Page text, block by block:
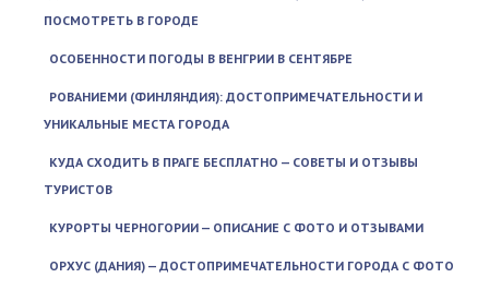
ПОСМОТРЕТЬ В ГОРОДЕ
ОСОБЕННОСТИ ПОГОДЫ В ВЕНГРИИ В СЕНТЯБРЕ
РОВАНИЕМИ (ФИНЛЯНДИЯ): ДОСТОПРИМЕЧАТЕЛЬНОСТИ И
УНИКАЛЬНЫЕ МЕСТА ГОРОДА
КУДА СХОДИТЬ В ПРАГЕ БЕСПЛАТНО — СОВЕТЫ И ОТЗЫВЫ
ТУРИСТОВ
КУРОРТЫ ЧЕРНОГОРИИ — ОПИСАНИЕ С ФОТО И ОТЗЫВАМИ
ОРХУС (ДАНИЯ) — ДОСТОПРИМЕЧАТЕЛЬНОСТИ ГОРОДА С ФОТО